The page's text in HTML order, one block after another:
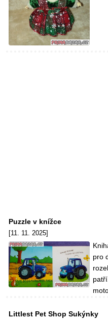
Puzzle v knížce
[11. 11. 2025]
pro
Littlest Pet Shop Sukýnky